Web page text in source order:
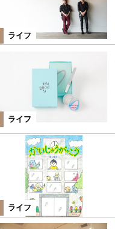
ライフ
ライフ
ライフ